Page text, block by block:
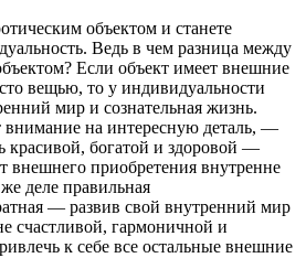
объектом и станете
Ведь в чем разница между
Если объект имеет внешние
вещью, то у индивидуальности
мир и сознательная жизнь.
внимание на интересную деталь, —
красивой, богатой и здоровой —
внешнего приобретения внутренне
деле правильная
— развив свой внутренний мир
счастливой, гармоничной и
к себе все остальные внешние